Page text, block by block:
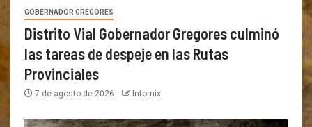
GOBERNADOR GREGORES
Distrito Vial Gobernador Gregores culminó
las tareas de despeje en las Rutas
Provinciales
7 de agosto de 2026 Infomix